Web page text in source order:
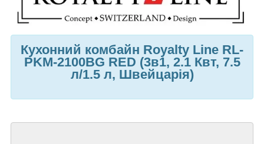
Кухонний комбайн Royalty Line RL-
PKM-2100BG RED (3в1, 2.1 Квт, 7.5
л/1.5 л, Швейцарія)